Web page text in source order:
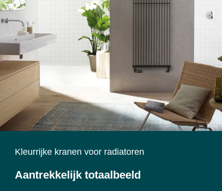
Kleurrijke kranen voor radiatoren
Aantrekkelijk totaalbeeld